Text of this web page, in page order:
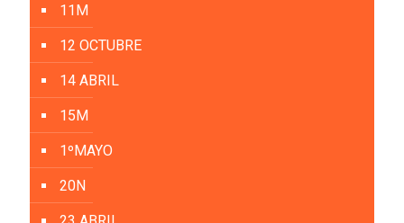
11M
12 OCTUBRE
14 ABRIL
15M
1ºMAYO
20N